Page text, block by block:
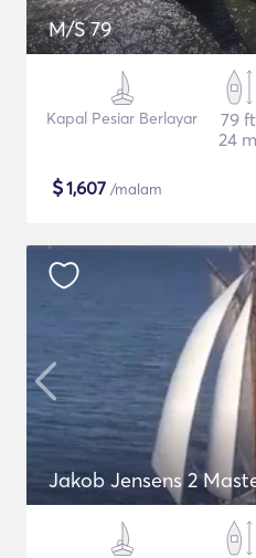
M/S 79
Kapal Pesiar Berlayar
79 ft
24 m
$1,607 /malam
Jakob Jensens 2